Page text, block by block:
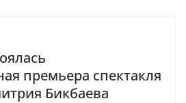
премьера спектакля
Бикбаева